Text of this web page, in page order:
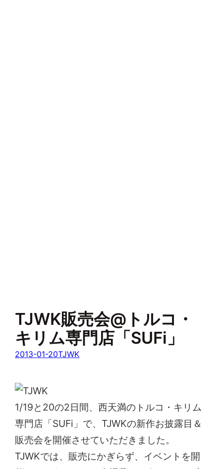
TJWK販売会@トルコ・
キリム専門店「SUFi」
2013-01-20TJWK
1/19と20の2日間、西天満のトルコ・キリム
専門店「SUFi」で、TJWKの新作お披露目＆
販売会を開催させていただきました。
TJWKでは、販売にかぎらず、イベントを開